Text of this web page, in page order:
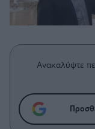
Δημήτρης
Συνεντεύξεις
Μεγάλη μου Αγάπη
Μια Ιστορία από
Ανακαλύψτε